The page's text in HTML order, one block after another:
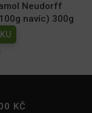
Neudorff
navíc) 300g
KČ